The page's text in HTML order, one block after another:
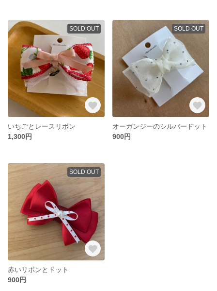
SOLD OUT
いちごとレースリボン
1,300円
SOLD OUT
オーガンジーのシルバードット
900円
SOLD OUT
赤いリボンとドット
900円